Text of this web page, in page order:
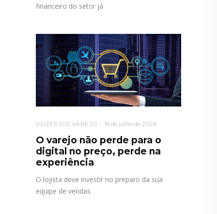
financeiro do setor já
VOZES DO VAREJO 16 de julho de 2026
O varejo não perde para o
digital no preço, perde na
experiência
O lojista deve investir no preparo da sua
equipe de vendas